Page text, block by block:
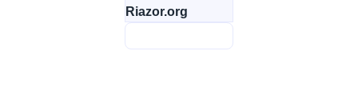
Riazor.org